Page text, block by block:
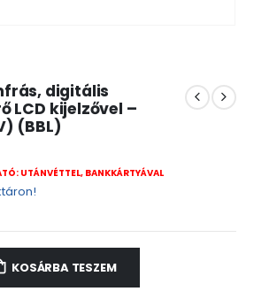
digitális
LCD kijelzővel –
(BBL)
UTÁNVÉTTEL, BANKKÁRTYÁVAL
KOSÁRBA TESZEM